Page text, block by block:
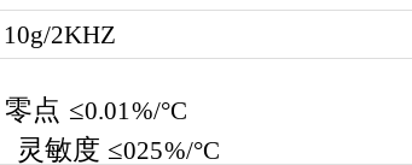
10g/2KHZ
零点 ≤0.01%/°C
灵敏度 ≤025%/°C